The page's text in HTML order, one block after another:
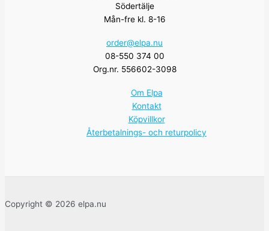
Södertälje
Mån-fre kl. 8-16
order@elpa.nu
08-550 374 00
Org.nr. 556602-3098
Om Elpa
Kontakt
Köpvillkor
Återbetalnings- och returpolicy
Copyright © 2026 elpa.nu